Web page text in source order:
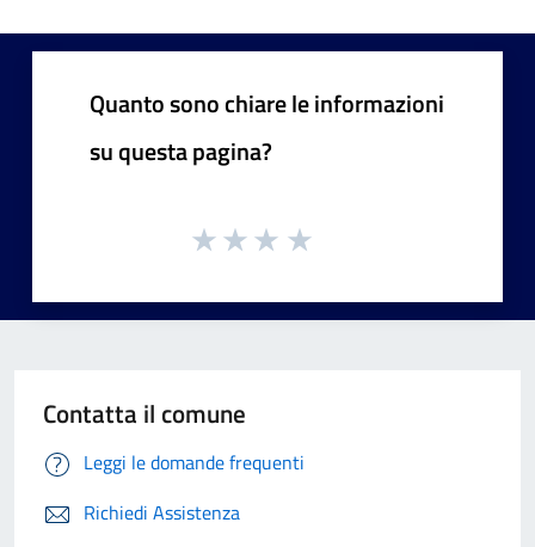
Quanto sono chiare le informazioni
su questa pagina?
Contatta il comune
Leggi le domande frequenti
Richiedi Assistenza